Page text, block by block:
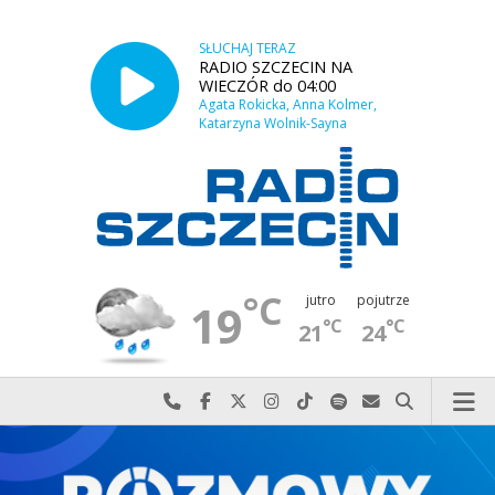
SŁUCHAJ TERAZ
RADIO SZCZECIN NA
WIECZÓR do 04:00
Agata Rokicka, Anna Kolmer,
Katarzyna Wolnik-Sayna
19°C jutro
21°C
pojutrze
24°C
Najlepiej po prostu do nas zadzwoń
Odwiedź nas na Facebook-u
Odwiedź nas na X
Odwiedź nas na Instagram-ie
Odwiedź nas na TikTok-u
Szukaj nas na Spotify
Wyślij do nas
Szukaj